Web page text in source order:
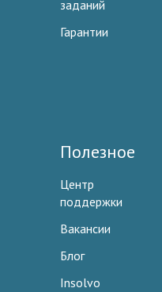
заданий
Гарантии
Полезное
Центр
поддержки
Вакансии
Блог
Insolvo